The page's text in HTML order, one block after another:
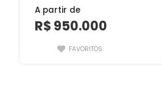
A partir de
R$ 950.000
FAVORITOS